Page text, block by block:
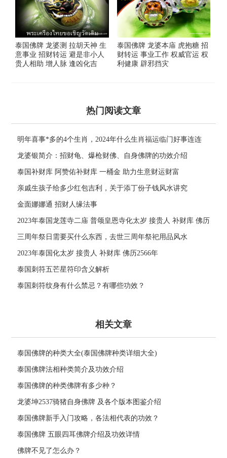
泰国佛牌 龙婆测 拉胡天神 生
意事业 招财转运 避是非小人
贵人相助 增人脉 逢凶化吉
泰国佛牌 龙婆本庙 虎抱糖 招
财转运 事业工作 权威官运 权
利健康 辟邪挡灾
热门阅读文章
明年喜事*多的4个生肖，2024年什么生肖福运临门好事连连
龙婆银简介：招财龟、爆枪财佛、自身佛牌的功效介绍
泰国补财库 阿赞佑补财库 一桶金 助力生意财运财富
亲戚生孩子给多少红包吉利，关于添丁份子钱风水讲究
金面娜娜通 招财人缘法事
2023年泰国龙莲寺二庙 普颂皇恩寺化太岁 接贵人 补财库 佛历
2566年
三周年祭日需要买什么东西，去世三周年祭祀用品风水
2023年泰国化太岁 接贵人 补财库 佛历2566年
泰国刺符五芒星符印含义解析
泰国刺符纹身有什么禁忌？有哪些功效？
相关文章
泰国佛牌的种类大全(泰国佛牌种类详细大全)
泰国佛牌法相种类简介及功效介绍
泰国佛牌的种类佛牌有多少种？
龙婆坤2537骑猪自身佛牌 及各个版本图鉴介绍
泰国佛牌新手入门攻略，各法相代表的功效？
泰国佛牌 五眼四耳佛牌介绍及功效详情
佛牌不见了怎么办？